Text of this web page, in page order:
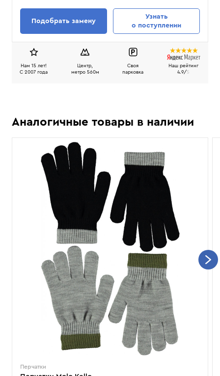
Подобрать замену
Узнать
о поступлении
Нам 15 лет!
C 2007 года
Центр,
метро 560м
Своя
парковка
Наш рейтинг
4.9/5
Аналогичные товары в наличии
Перчатки